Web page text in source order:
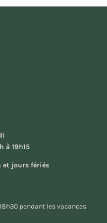
à 19h15
jours fériés
pendant les vacances